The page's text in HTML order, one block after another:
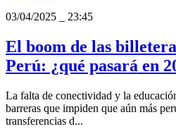
03/04/2025
23:45
El boom de las
Perú: ¿qué pasará en
La falta de conectividad y la
barreras que impiden que aún más
transferencias d...